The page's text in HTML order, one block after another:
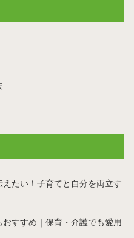
たい！子育てと自分を両立す
すすめ｜保育・介護でも愛用